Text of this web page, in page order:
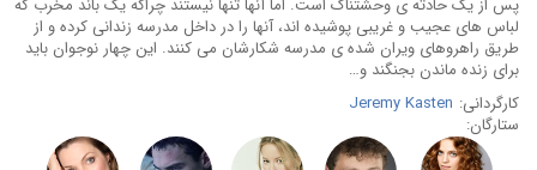
پس از یک حادثه ی وحشتناک است. اما آنها تنها نیستند چراکه یک باند مخرب که
لباس های عجیب و غریبی پوشیده اند، آنها را در داخل مدرسه زندانی کرده و از
طریق راهروهای ویران شده ی مدرسه شکارشان می کنند. این چهار نوجوان باید
برای زنده ماندن بجنگند و…
کارگردانی: Jeremy Kasten
ستارگان: